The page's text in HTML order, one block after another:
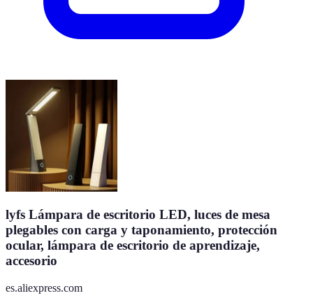
lyfs Lámpara de escritorio LED, luces de mesa
plegables con carga y taponamiento, protección
ocular, lámpara de escritorio de aprendizaje,
accesorio
es.aliexpress.com